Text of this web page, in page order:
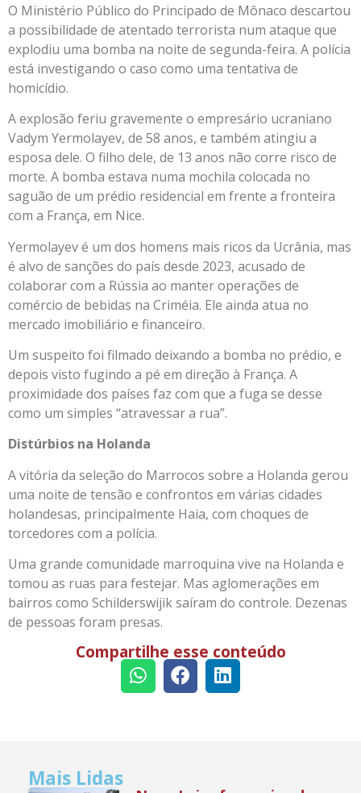
O Ministério Público do Principado de Mônaco descartou
a possibilidade de atentado terrorista num ataque que
explodiu uma bomba na noite de segunda-feira. A polícia
está investigando o caso como uma tentativa de
homicídio.
A explosão feriu gravemente o empresário ucraniano
Vadym Yermolayev, de 58 anos, e também atingiu a
esposa dele. O filho dele, de 13 anos não corre risco de
morte. A bomba estava numa mochila colocada no
saguão de um prédio residencial em frente a fronteira
com a França, em Nice.
Yermolayev é um dos homens mais ricos da Ucrânia, mas
é alvo de sanções do país desde 2023, acusado de
colaborar com a Rússia ao manter operações de
comércio de bebidas na Criméia. Ele ainda atua no
mercado imobiliário e financeiro.
Um suspeito foi filmado deixando a bomba no prédio, e
depois visto fugindo a pé em direção à França. A
proximidade dos países faz com que a fuga se desse
como um simples “atravessar a rua”.
Distúrbios na Holanda
A vitória da seleção do Marrocos sobre a Holanda gerou
uma noite de tensão e confrontos em várias cidades
holandesas, principalmente Haia, com choques de
torcedores com a polícia.
Uma grande comunidade marroquina vive na Holanda e
tomou as ruas para festejar. Mas aglomerações em
bairros como Schilderswijik saíram do controle. Dezenas
de pessoas foram presas.
Compartilhe esse conteúdo
Mais Lidas